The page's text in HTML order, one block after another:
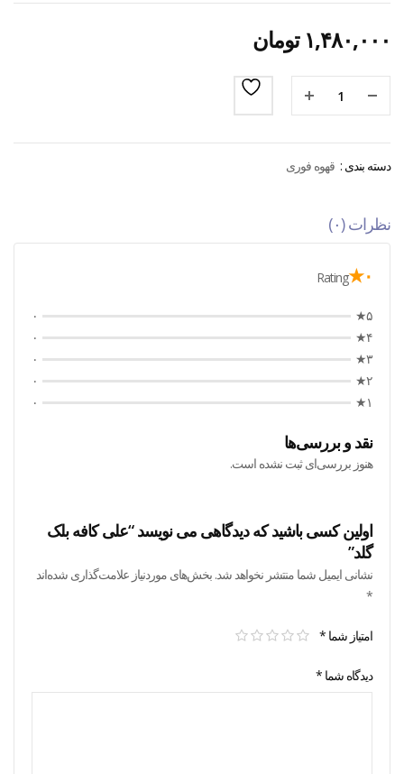
۱,۴۸۰,۰۰۰ تومان
دسته بندی : قهوه فوری
نظرات (۰)
۰★ Rating
۵★
۰
۴★
۰
۳★
۰
۲★
۰
۱★
۰
نقد و بررسی‌ها
هنوز بررسی‌ای ثبت نشده است.
اولین کسی باشید که دیدگاهی می نویسد “علی کافه بلک
گلد”
نشانی ایمیل شما منتشر نخواهد شد. بخش‌های موردنیاز علامت‌گذاری شده‌اند
*
امتیاز شما *
دیدگاه شما *